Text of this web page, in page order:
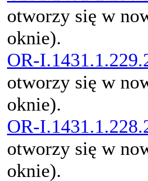
otworzy się w
oknie).
OR-
otworzy się w
oknie).
OR-
otworzy się w
oknie).